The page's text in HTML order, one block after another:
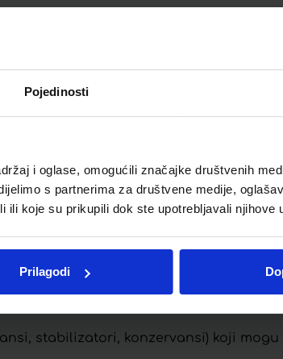
Pojedinosti
i oglase, omogućili značajke društvenih
s partnerima za društvene medije,
koje su prikupili dok ste upotrebljavali njihove
Prilagodi
su i za dugotrajnu primjenu.
antibiotika.
bočicu. Nakon mućkanja,
stabilizatori, konzervansi) koji